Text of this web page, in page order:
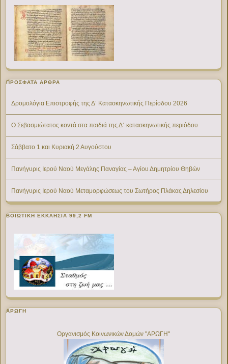
ΠΡΌΣΦΑΤΑ ΆΡΘΡΑ
Δρομολόγια Επιστροφής της Δ’ Κατασκηνωτικής Περίοδου 2026
Ο Σεβασμιώτατος κοντά στα παιδιά της Δ΄ κατασκηνωτικής περιόδου
Σάββατο 1 και Κυριακή 2 Αυγούστου
Πανήγυρις Ιερού Ναού Μεγάλης Παναγίας – Αγίου Δημητρίου Θηβών
Πανήγυρις Ιερού Ναού Μεταμορφώσεως του Σωτήρος Πλάκας Δηλεσίου
ΒΟΙΩΤΙΚΉ ΕΚΚΛΗΣΊΑ 99,2 FM
ΑΡΩΓΗ
Οργανισμός Κοινωνικών Δομών "ΑΡΩΓΗ"